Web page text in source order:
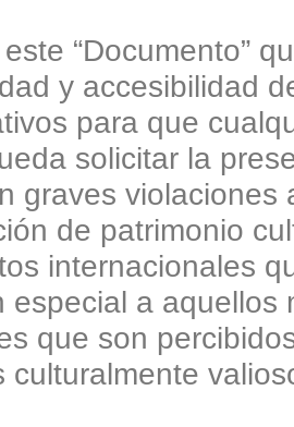
“Documento”
y accesibilidad
para que
solicitar la
graves
de patrimonio
internacionales
especial a
que son
culturalmente